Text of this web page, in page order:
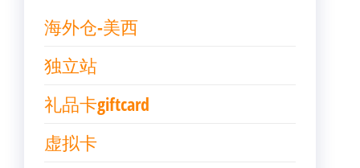
海外仓-美西
独立站
礼品卡giftcard
虚拟卡